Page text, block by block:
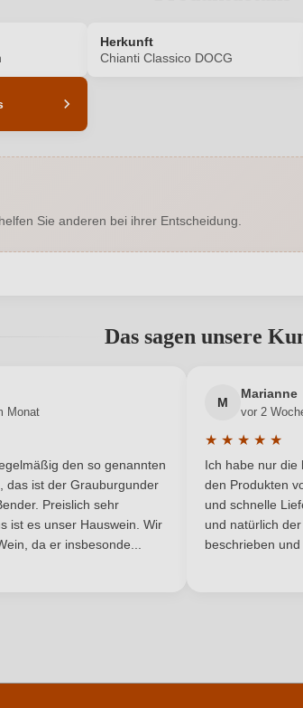
Herkunft
Chianti Classico DOCG
Pesa, Italien
Inhalt
Rebsorte
Toskana
Weinart
Sie anderen bei ihrer Entscheidung.
Das sagen unsere
5 Sternen
Monat
Bewertung von 5 von 5 Sternen
den so genannten
das ist der Grauburgunder
Preislich sehr
ist es unser Hauswein. Wir
da er insbesonde...
M
Marianne
vor 2
★ ★ ★ ★ ★
Ich habe nur die
den Produkten
und schnelle
und natürlich
beschrieben und